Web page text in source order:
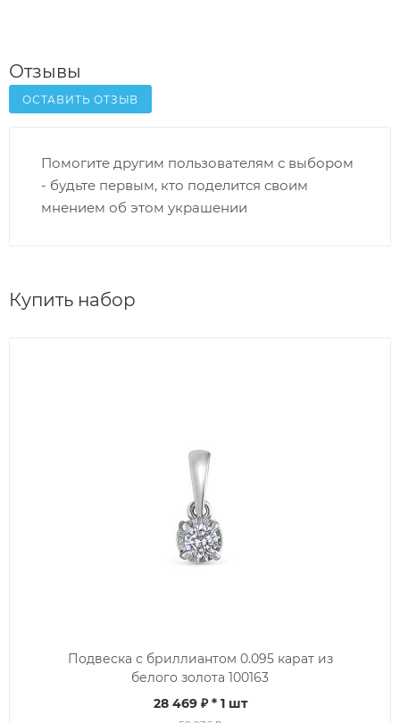
Отзывы
ОСТАВИТЬ ОТЗЫВ
Помогите другим пользователям с выбором
- будьте первым, кто поделится своим
мнением об этом украшении
Купить набор
Подвеска с бриллиантом 0.095 карат из
белого золота 100163
28 469 ₽* 1 шт